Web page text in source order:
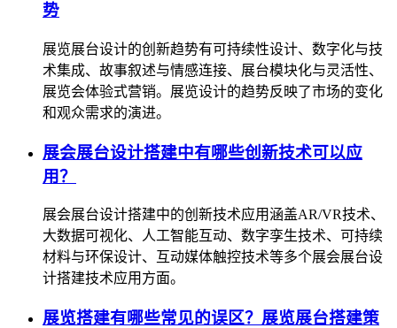
势
展览展台设计的创新趋势有可持续性设计、数字化与技
术集成、故事叙述与情感连接、展台模块化与灵活性、
展览会体验式营销。展览设计的趋势反映了市场的变化
和观众需求的演进。
展会展台设计搭建中有哪些创新技术可以应
用？
展会展台设计搭建中的创新技术应用涵盖AR/VR技术、
大数据可视化、人工智能互动、数字孪生技术、可持续
材料与环保设计、互动媒体触控技术等多个展会展台设
计搭建技术应用方面。
展览搭建有哪些常见的误区？展览展台搭建策